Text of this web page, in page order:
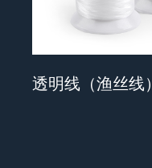
透明线（渔丝线）